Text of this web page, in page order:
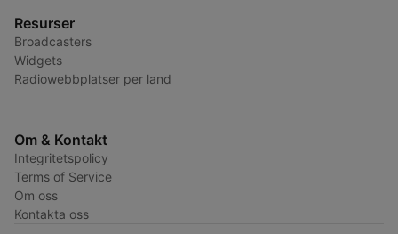
Resurser
Broadcasters
Widgets
Radiowebbplatser per land
Om & Kontakt
Integritetspolicy
Terms of Service
Om oss
Kontakta oss